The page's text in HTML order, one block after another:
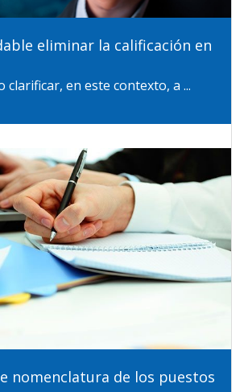
eliminar la calificación en
clarificar, en este contexto, a ...
nomenclatura de los puestos